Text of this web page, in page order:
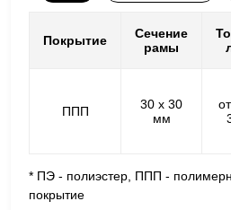
Покрытие
Сечение
рамы
ППП
30 х 30
мм
* ПЭ - полиэстер, ППП -
покрытие